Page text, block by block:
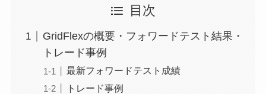
目次
GridFlexの概要・フォワードテスト結果・
トレード事例
最新フォワードテスト成績
トレード事例